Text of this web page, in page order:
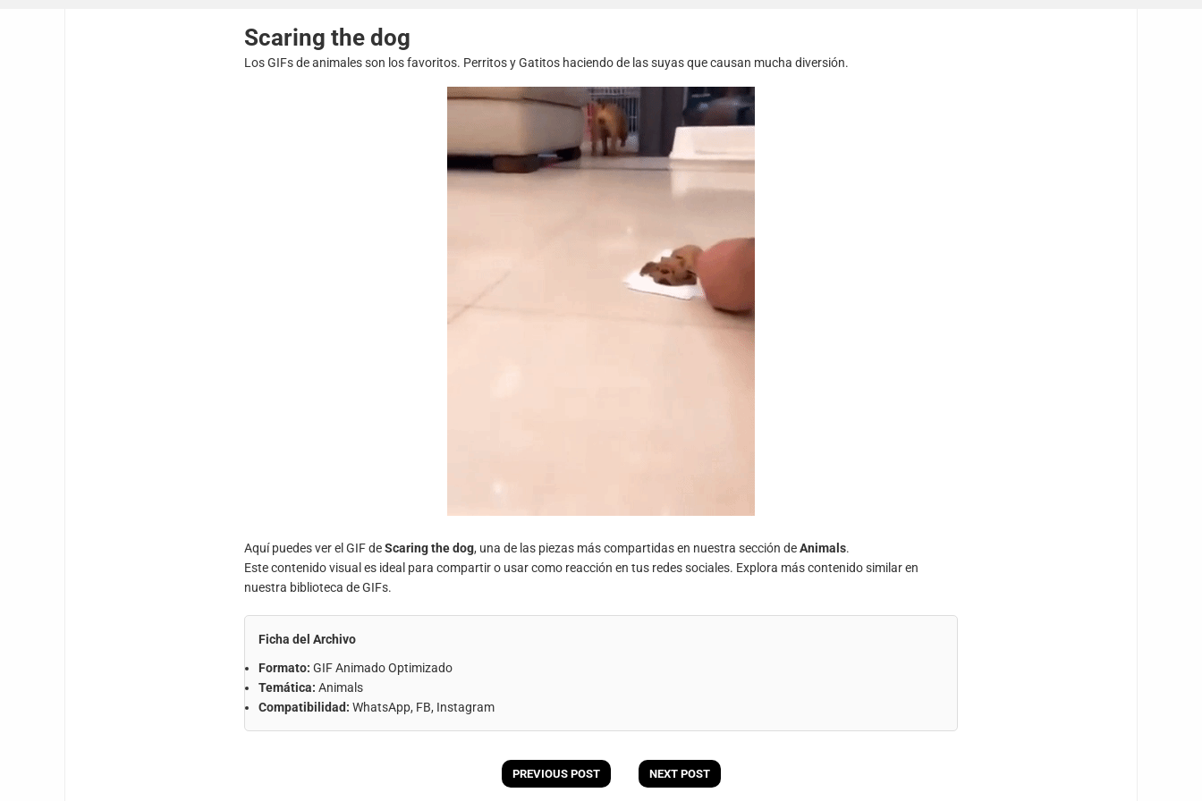
Scaring the dog
Los GIFs de animales son los favoritos. Perritos y Gatitos haciendo de las suyas que causan mucha diversión.
Aquí puedes ver el GIF deScaring the dog, una de las piezas más compartidas en nuestra sección deAnimals.
Este contenido visual es ideal para compartir o usar como reacción en tus redes sociales. Explora más contenido similar en
nuestra biblioteca de GIFs.
Ficha del Archivo
Formato: GIF Animado Optimizado
Temática: Animals
Compatibilidad: WhatsApp, FB, Instagram
PREVIOUS POST NEXT POST